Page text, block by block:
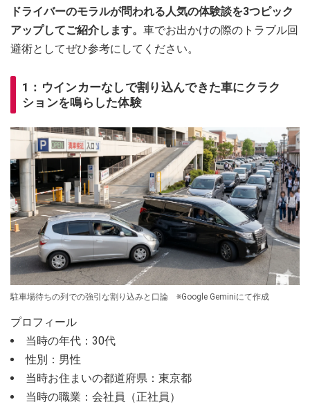
ドライバーのモラルが問われる人気の体験談を3つピック
アップしてご紹介します。 車でお出かけの際のトラブル回
避術としてぜひ参考にしてください。
1：ウインカーなしで割り込んできた車にクラク
ションを鳴らした体験
駐車場待ちの列での強引な割り込みと口論 ※Google Geminiにて作成
プロフィール
当時の年代：30代
性別：男性
当時お住まいの都道府県：東京都
当時の職業：会社員（正社員）